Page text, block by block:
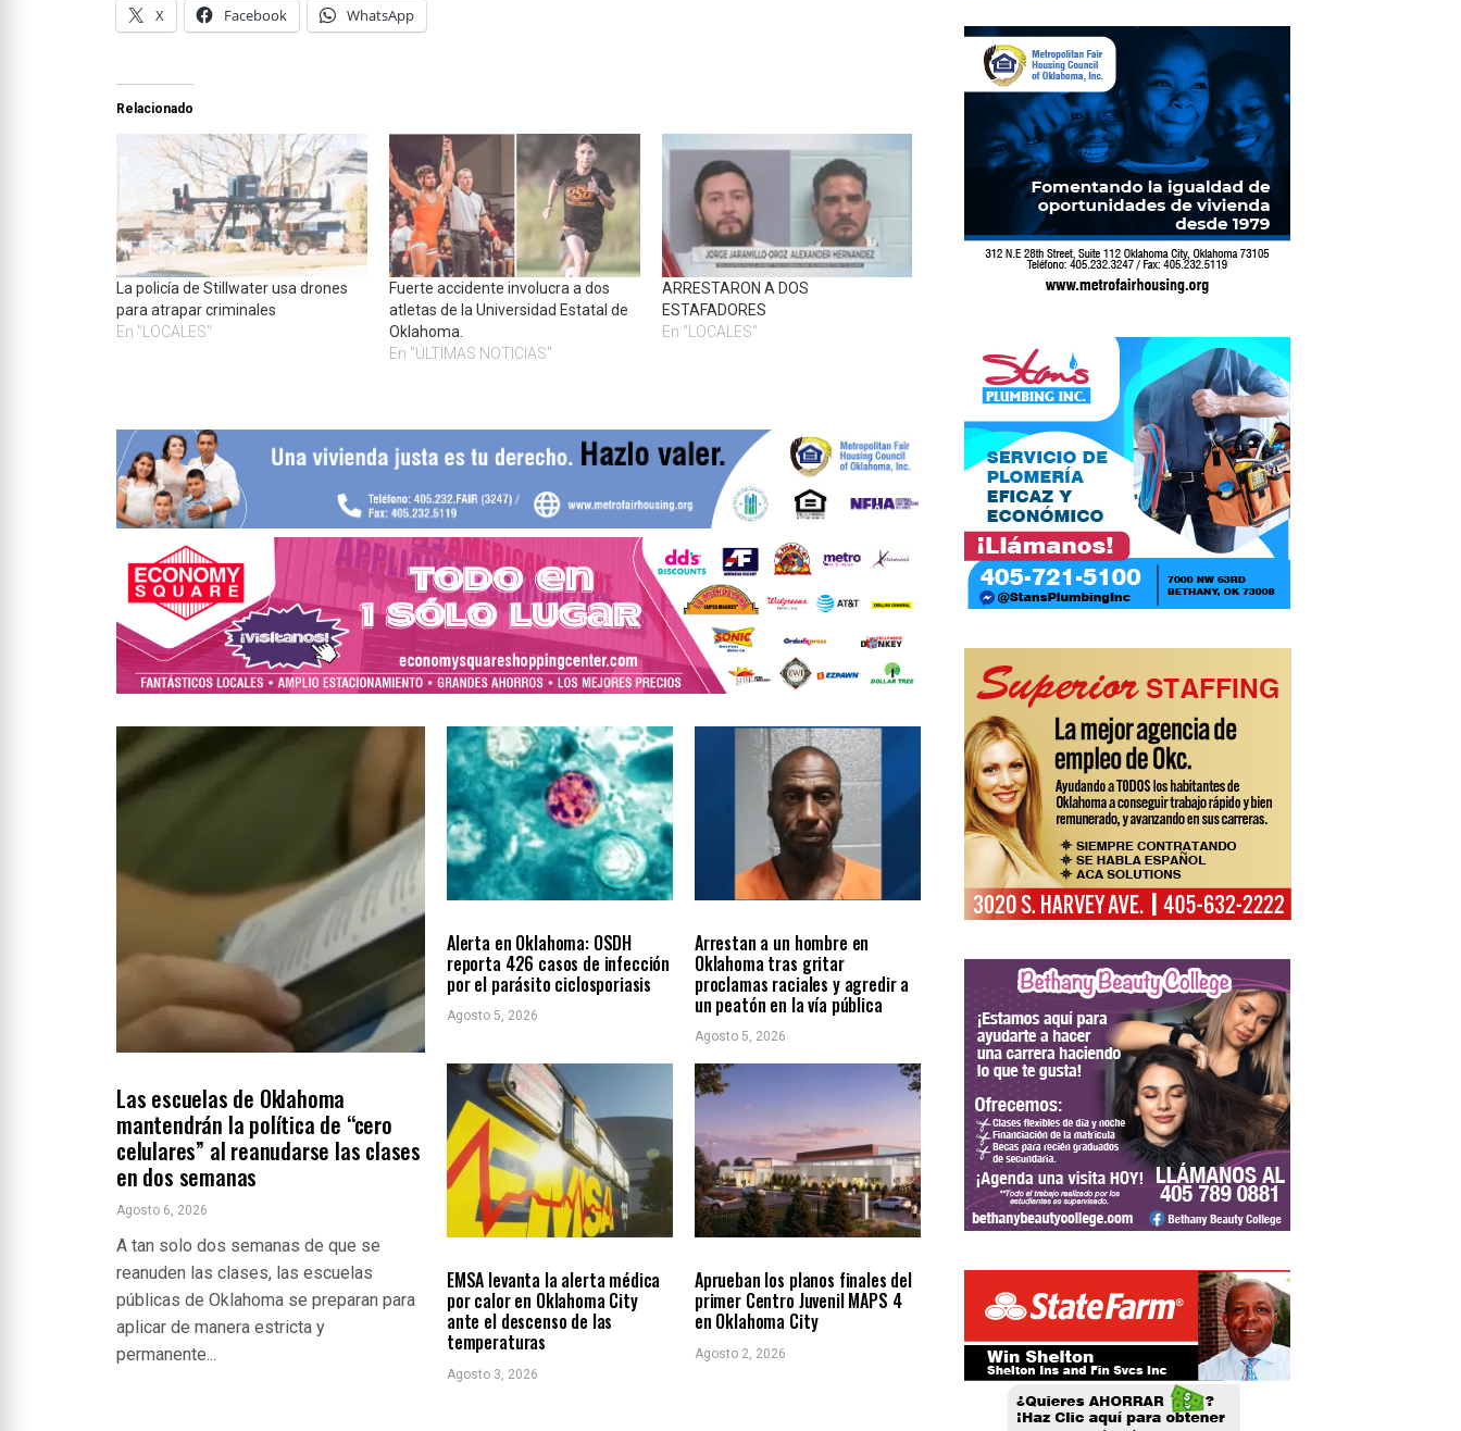
X Facebook WhatsApp
Relacionado
La policía de Stillwater usa drones
para atrapar criminales
En "LOCALES"
Fuerte accidente involucra a dos
atletas de la Universidad Estatal de
Oklahoma.
En "ÚLTIMAS NOTICIAS"
ARRESTARON A DOS
ESTAFADORES
En "LOCALES"
Las escuelas de Oklahoma
mantendrán la política de “cero
celulares” al reanudarse las clases
en dos semanas
Agosto 6, 2026
A tan solo dos semanas de que se
reanuden las clases, las escuelas
públicas de Oklahoma se preparan para
aplicar de manera estricta y
permanente...
Alerta en Oklahoma: OSDH
reporta 426 casos de infección
por el parásito ciclosporiasis
Agosto 5, 2026
Arrestan a un hombre en
Oklahoma tras gritar
proclamas raciales y agredir a
un peatón en la vía pública
Agosto 5, 2026
EMSA levanta la alerta médica
por calor en Oklahoma City
ante el descenso de las
temperaturas
Agosto 3, 2026
Aprueban los planos finales del
primer Centro Juvenil MAPS 4
en Oklahoma City
Agosto 2, 2026